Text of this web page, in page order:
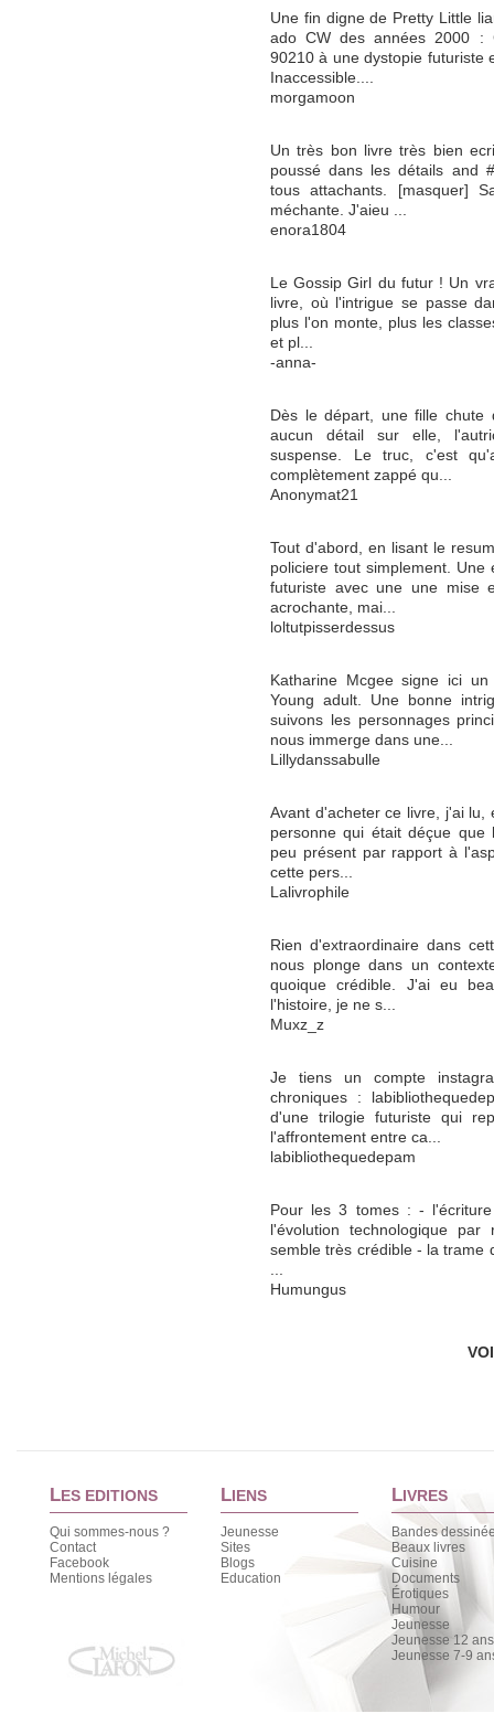
Une fin digne de Pretty Little
ado CW des années 2000 :
90210 à une dystopie futuriste
Inaccessible....
morgamoon
Un très bon livre très bien
poussé dans les détails and
tous attachants. [masquer]
méchante. J'aieu ...
enora1804
Le Gossip Girl du futur ! Un
livre, où l'intrigue se passe
plus l'on monte, plus les
et pl...
-anna-
Dès le départ, une fille chute
aucun détail sur elle,
suspense. Le truc, c'est
complètement zappé qu...
Anonymat21
Tout d'abord, en lisant le
policiere tout simplement.
futuriste avec une une mise
acrochante, mai...
loltutpisserdessus
Katharine Mcgee signe ici
Young adult. Une bonne
suivons les personnages
nous immerge dans une...
Lillydanssabulle
Avant d'acheter ce livre, j'ai
personne qui était déçue que
peu présent par rapport à
cette pers...
Lalivrophile
Rien d'extraordinaire dans
nous plonge dans un
quoique crédible. J'ai eu
l'histoire, je ne s...
Muxz_z
Je tiens un compte
chroniques :
d'une trilogie futuriste qui
l'affrontement entre ca...
labibliothequedepam
Pour les 3 tomes : -
l'évolution technologique
semble très crédible - la trame
...
Humungus
LES EDITIONS
Qui sommes-nous ?
Contact
Facebook
Mentions légales
LIENS
Jeunesse
Sites
Blogs
Education
LIVRES
Bandes
Beaux livres
Cuisine
Documents
Érotiques
Humour
Jeunesse
Jeunesse 12
Jeunesse 7-9